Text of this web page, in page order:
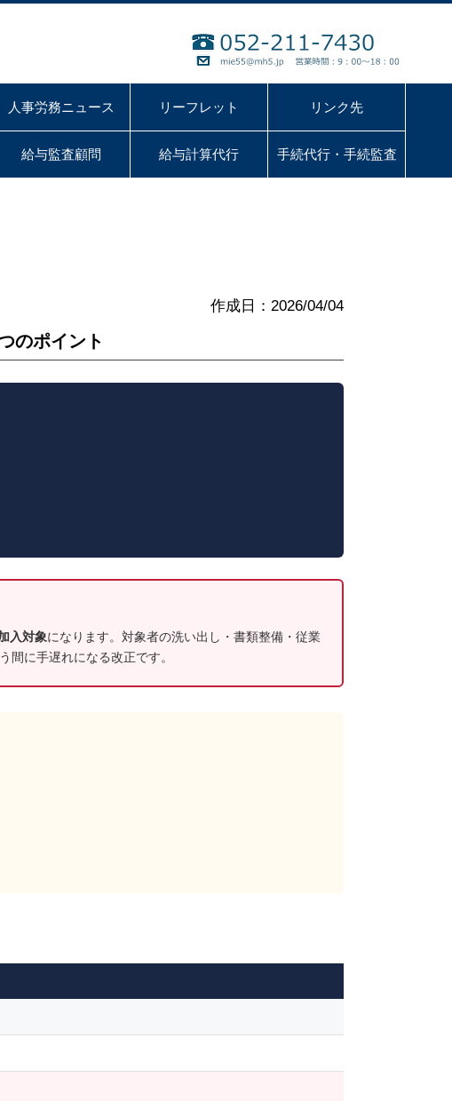
人事労務ニュース リーフレット リンク先
給与監査顧問 給与計算代行 手続代行・手続監査
作成日：2026/04/04
のポイント
入対象になります。対象者の洗い出し・書類整備・従業
間に手遅れになる改正です。